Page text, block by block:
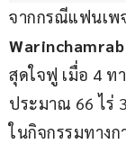
จากกรณีแฟนเพ
สุดใจฟู เมื่อ 4 ท
ประมาณ 66 ไร่
ในกิจกรรมทาง